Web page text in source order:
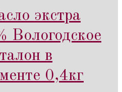
экстра
Вологодское
в
0,4кг